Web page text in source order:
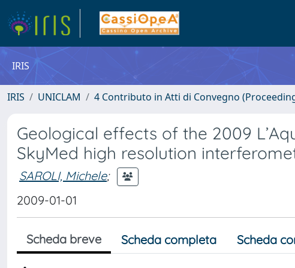
IRIS
IRIS UNICLAM 4 Contributo in Atti di Convegno
Geological effects of the 2009
SkyMed high resolution
SAROLI, Michele;
2009-01-01
Scheda breve Scheda completa Scheda